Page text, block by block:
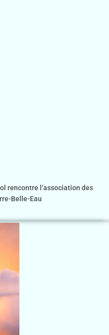
rencontre l’association des
Belle-Eau